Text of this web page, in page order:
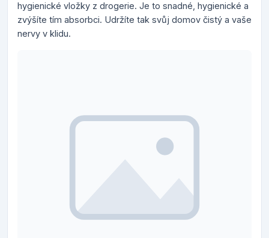
hygienické vložky z drogerie. Je to snadné, hygienické a
zvýšíte tím absorbci. Udržíte tak svůj domov čistý a vaše
nervy v klidu.